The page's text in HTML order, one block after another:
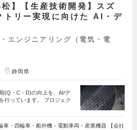
松】【生産技術開発】スズ
トリー実現に向けた AI・デ
エンジニアリング（電気・電
静岡県
(Q・C・D)の向上を、AI/デ
行っています。 プロジェク
車・四輪車・船外機・電動車両・産業機器 【会社